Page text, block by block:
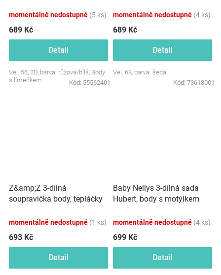
momentálně nedostupné (5 ks)
689 Kč
Detail
Vel. 56, 2D, barva: růžová/bílá, Body
s límečkem
Kód: 55562401
momentálně nedostupné (4 ks)
689 Kč
Detail
Vel. 68, barva: šedá
Kód: 73618001
Z&amp;Z 3-dílná
soupravička body, tepláčky
momentálně nedostupné (1 ks)
693 Kč
Detail
Baby Nellys 3-dílná sada
Hubert, body s motýlkem
hořčicová
momentálně nedostupné (4 ks)
699 Kč
Detail